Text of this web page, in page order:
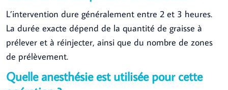
L’intervention dure généralement entre 2 et 3 heures.
La durée exacte dépend de la quantité de graisse à
prélever et à réinjecter, ainsi que du nombre de zones
de prélèvement.
Quelle anesthésie est utilisée pour cette